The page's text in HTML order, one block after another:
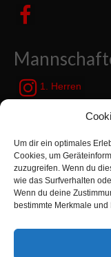
Um dir ein optimales
Cookies, um
zuzugreifen. Wenn du
wie das Surfverhalten
Wenn du deine
bestimmte Merkmale
1. Herren
JSG Zetel /
Kategorien
Kategorien
Suchen